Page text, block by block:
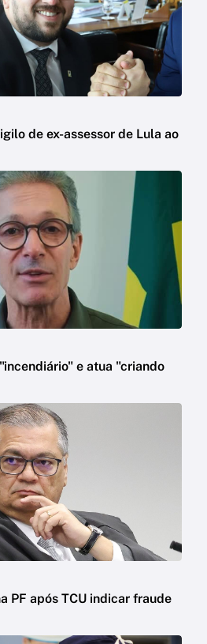
de ex-assessor de Lula ao
e atua "criando
PF após TCU indicar fraude